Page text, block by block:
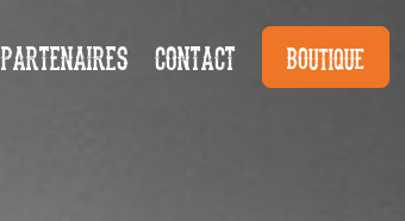
PARTENAIRES CONTACT BOUTIQUE